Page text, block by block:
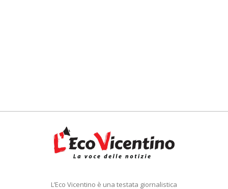
L’Eco Vicentino è una testata giornalistica